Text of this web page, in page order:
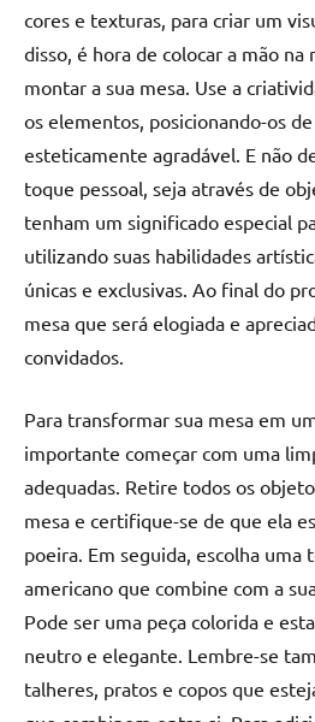
cores e texturas, para criar um
disso, é hora de colocar a mão na
montar a sua mesa. Use a
os elementos, posicionando-os
esteticamente agradável. E não
toque pessoal, seja através de
tenham um significado especial
utilizando suas habilidades
únicas e exclusivas. Ao final do
mesa que será elogiada e
convidados.
Para transformar sua mesa em
importante começar com uma
adequadas. Retire todos os
mesa e certifique-se de que ela
poeira. Em seguida, escolha uma
americano que combine com a
Pode ser uma peça colorida e
neutro e elegante. Lembre-se
talheres, pratos e copos que